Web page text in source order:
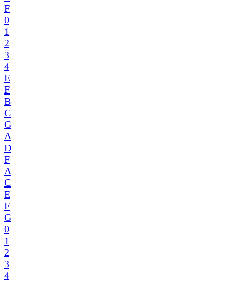
F
0
1
2
3
4
E
F
B
C
G
A
D
F
A
C
E
F
G
0
1
2
3
4